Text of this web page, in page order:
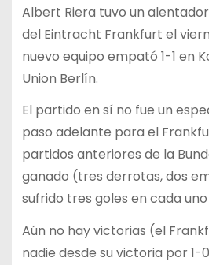
Albert Riera tuvo un
del Eintracht Frankfurt el
nuevo equipo empató 1-1 en
Union Berlín.
El partido en sí no fue un
paso adelante para el
partidos anteriores de la
ganado (tres derrotas, dos
sufrido tres goles en cada uno
Aún no hay victorias (el
nadie desde su victoria por 1-